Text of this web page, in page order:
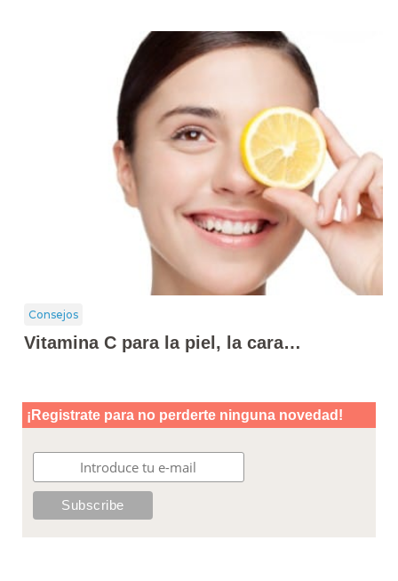
Consejos
Vitamina C para la piel, la cara…